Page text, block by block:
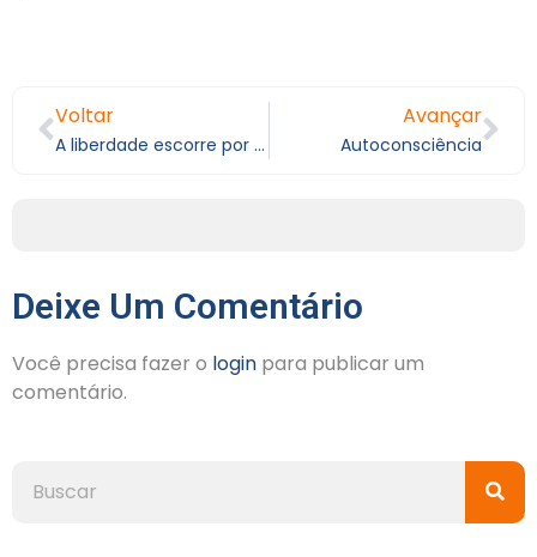
Voltar
A liberdade escorre por entre os dedos
Avançar
Autoconsciência
Deixe Um Comentário
Você precisa fazer o login para publicar um
comentário.